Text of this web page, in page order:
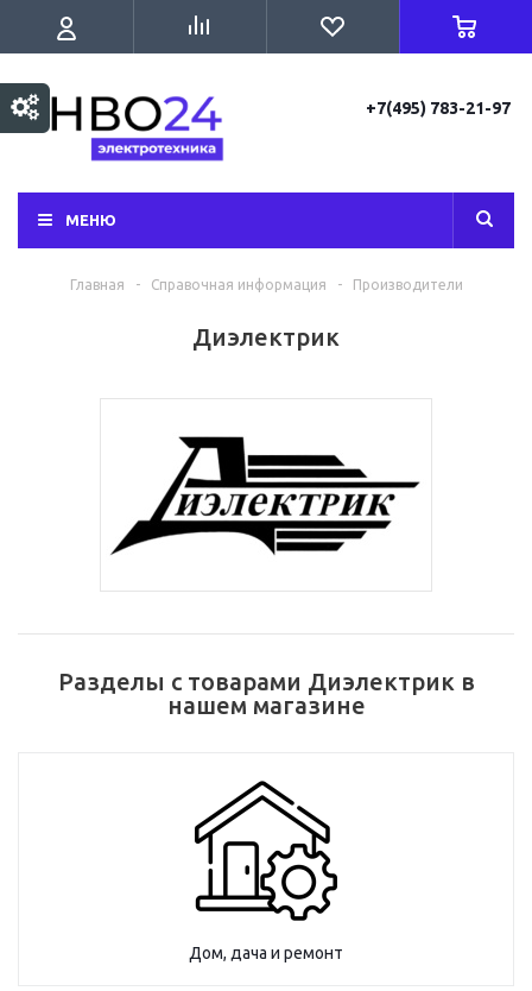
+7(495) 783-21-97
МЕНЮ
Главная - Справочная информация - Производители
Диэлектрик
Разделы с товарами Диэлектрик в
нашем магазине
Дом, дача и ремонт